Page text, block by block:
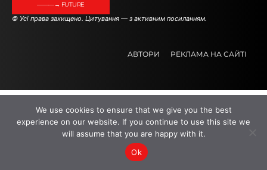
———→ FUTURE
© Усі права захищено. Цитування — з активним посиланням.
АВТОРИ РЕКЛАМА НА САЙТІ
We use cookies to ensure that we give you the best
experience on our website. If you continue to use this site we
will assume that you are happy with it.
Ok
...